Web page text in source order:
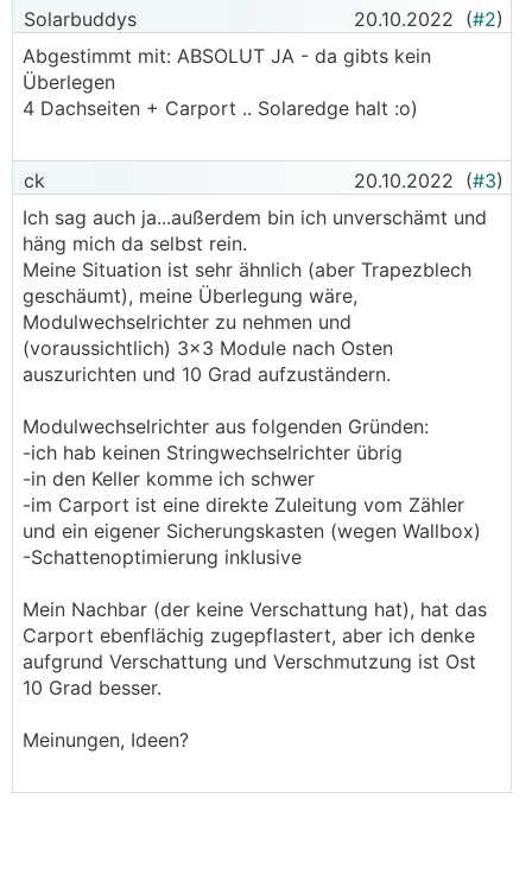
Solarbuddys 20.10.2022 (#2)
Abgestimmt mit: ABSOLUT JA - da gibts kein
Überlegen
4 Dachseiten + Carport .. Solaredge halt :o)
ck 20.10.2022 (#3)
Ich sag auch ja...außerdem bin ich unverschämt und
häng mich da selbst rein.
Meine Situation ist sehr ähnlich (aber Trapezblech
geschäumt), meine Überlegung wäre,
Modulwechselrichter zu nehmen und
(voraussichtlich) 3x3 Module nach Osten
auszurichten und 10 Grad aufzuständern.
Modulwechselrichter aus folgenden Gründen:
-ich hab keinen Stringwechselrichter übrig
-in den Keller komme ich schwer
-im Carport ist eine direkte Zuleitung vom Zähler
und ein eigener Sicherungskasten (wegen Wallbox)
-Schattenoptimierung inklusive
Mein Nachbar (der keine Verschattung hat), hat das
Carport ebenflächig zugepflastert, aber ich denke
aufgrund Verschattung und Verschmutzung ist Ost
10 Grad besser.
Meinungen, Ideen?